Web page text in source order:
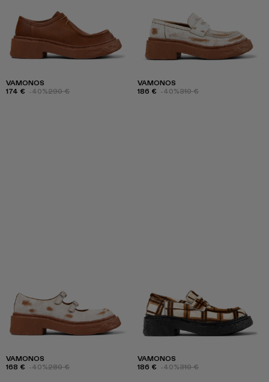
VAMONOS
174 € -40%290 €
VAMONOS
186 € -40%310 €
VAMONOS
168 € -40%280 €
VAMONOS
186 € -40%310 €